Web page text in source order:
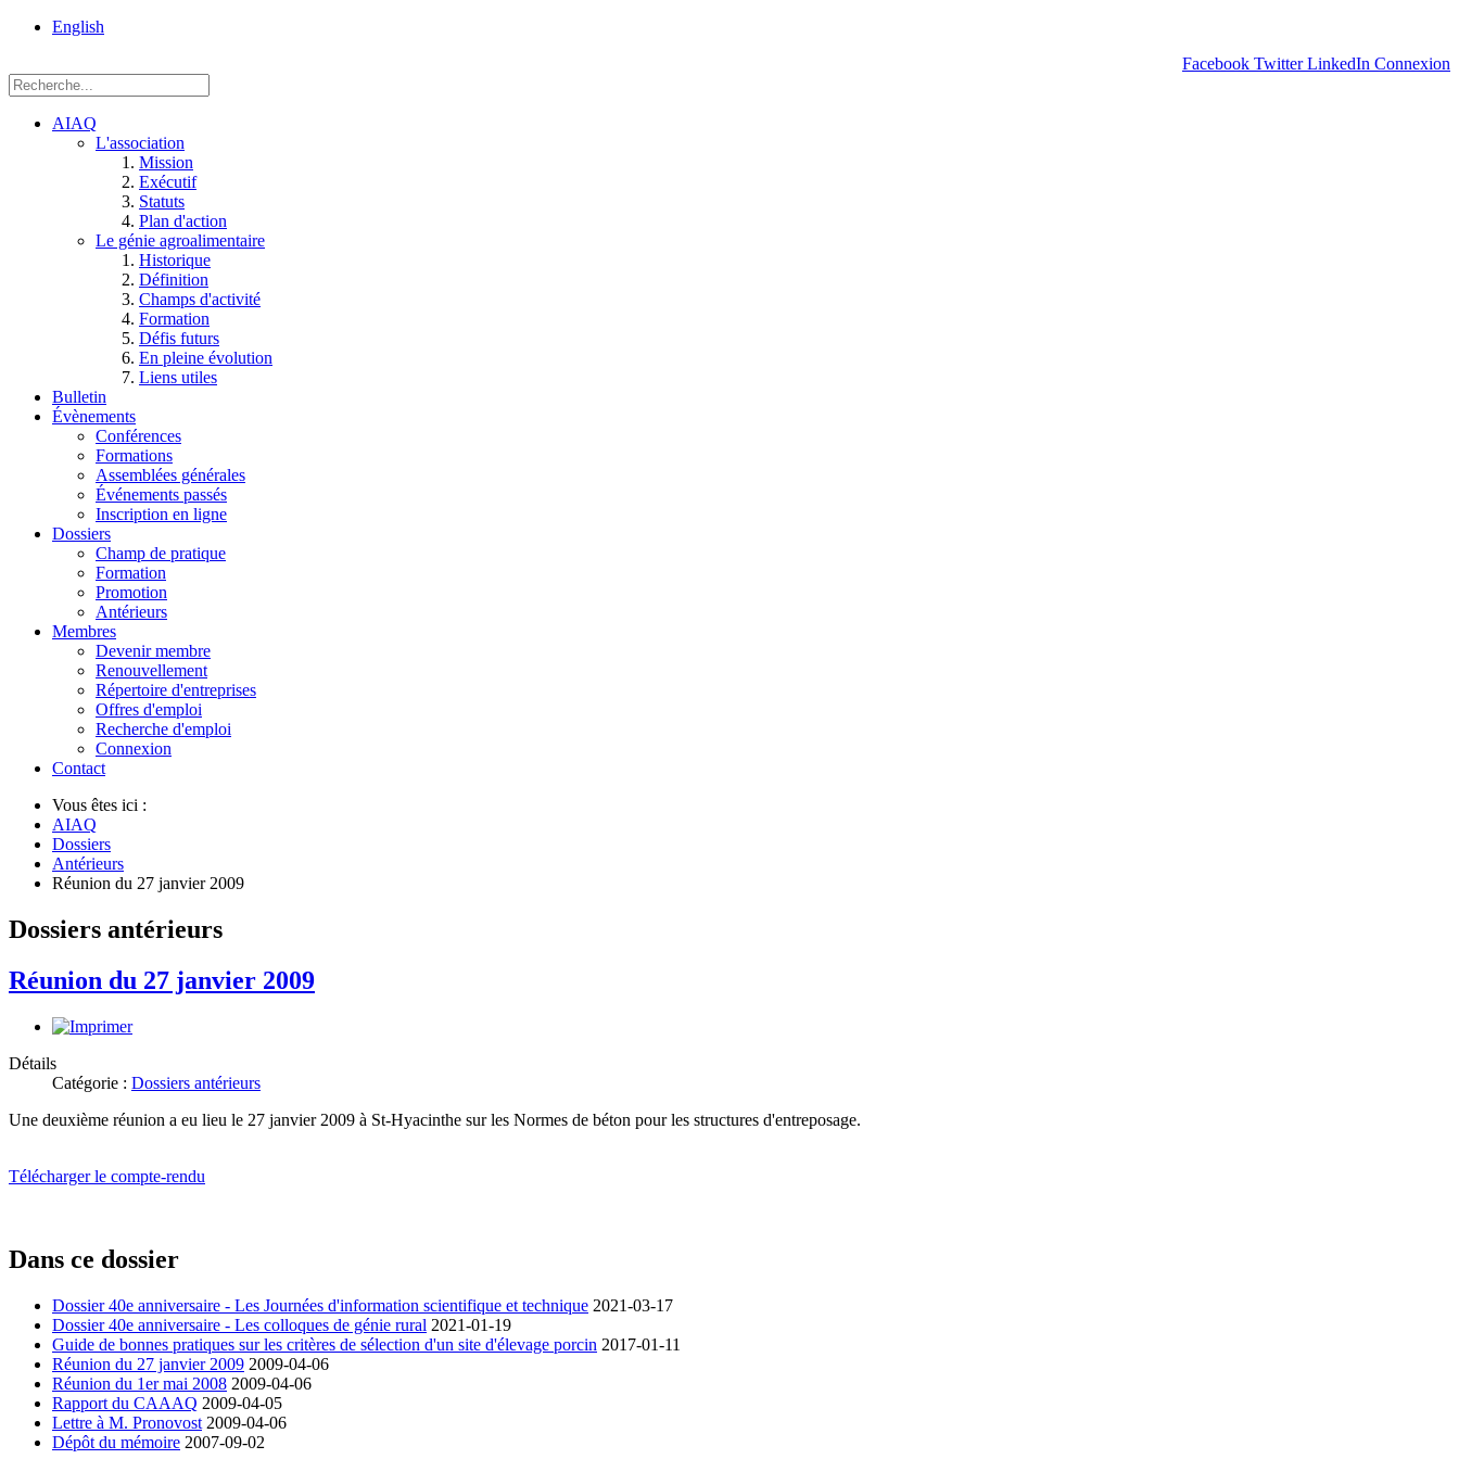
English
Facebook Twitter LinkedIn Connexion
AIAQ
L'association
Mission
Exécutif
Statuts
Plan d'action
Le génie agroalimentaire
Historique
Définition
Champs d'activité
Formation
Défis futurs
En pleine évolution
Liens utiles
Bulletin
Évènements
Conférences
Formations
Assemblées générales
Événements passés
Inscription en ligne
Dossiers
Champ de pratique
Formation
Promotion
Antérieurs
Membres
Devenir membre
Renouvellement
Répertoire d'entreprises
Offres d'emploi
Recherche d'emploi
Connexion
Contact
Vous êtes ici :
AIAQ
Dossiers
Antérieurs
Réunion du 27 janvier 2009
Dossiers antérieurs
Réunion du 27 janvier 2009
Détails
Catégorie : Dossiers antérieurs
Une deuxième réunion a eu lieu le 27 janvier 2009 à St-Hyacinthe sur les Normes de béton pour les structures d'entreposage.
Télécharger le compte-rendu
Dans ce dossier
Dossier 40e anniversaire - Les Journées d'information scientifique et technique 2021-03-17
Dossier 40e anniversaire - Les colloques de génie rural 2021-01-19
Guide de bonnes pratiques sur les critères de sélection d'un site d'élevage porcin 2017-01-11
Réunion du 27 janvier 2009 2009-04-06
Réunion du 1er mai 2008 2009-04-06
Rapport du CAAAQ 2009-04-05
Lettre à M. Pronovost 2009-04-06
Dépôt du mémoire 2007-09-02
Einstein, Québec
G1P